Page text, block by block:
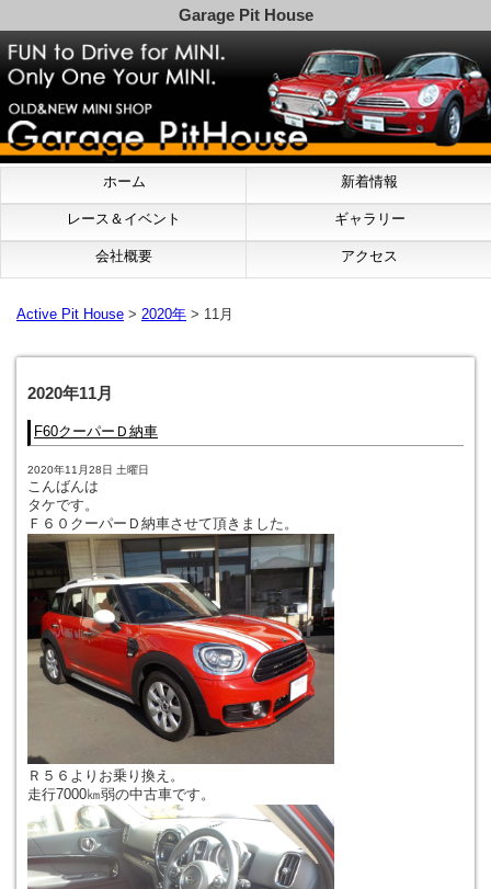
Garage Pit House
ホーム 新着情報
レース＆イベント ギャラリー
会社概要 アクセス
Active Pit House > 2020年 > 11月
2020年11月
F60クーパーＤ納車
2020年11月28日 土曜日
こんばんは
タケです。
Ｆ６０クーパーＤ納車させて頂きました。
Ｒ５６よりお乗り換え。
走行7000㎞弱の中古車です。